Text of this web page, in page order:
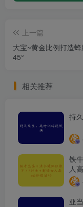
上一篇
大宝~黄金比例打造
45°
相关推荐
持
铁
人
亚